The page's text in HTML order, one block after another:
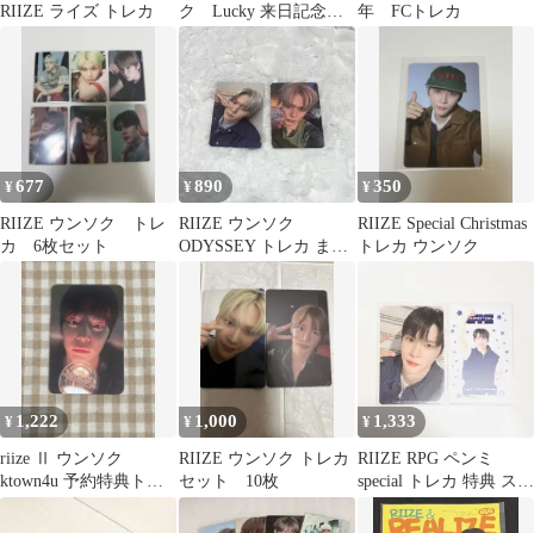
RIIZE ライズ トレカ
ク Lucky 来日記念ラ
ッキードロー
年 FCトレカ
¥677
RIIZE ウンソク トレ
カ 6枚セット
¥890
RIIZE ウンソク
ODYSSEY トレカ まと
め売り
¥350
RIIZE Special Christmas
トレカ ウンソク
¥ 1,222
riize Ⅱ ウンソク
ktown4u 予約特典トレ
カ
¥ 1,000
RIIZE ウンソク トレカ
セット 10枚
¥ 1,333
RIIZE RPG ペンミ
special トレカ 特典 ステ
ッカー ウンソク